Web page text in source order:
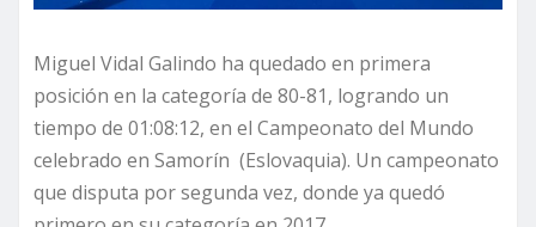
Miguel Vidal Galindo ha quedado en primera
posición en la categoría de 80-81, logrando un
tiempo de 01:08:12, en el Campeonato del Mundo
celebrado en Samorín (Eslovaquia). Un campeonato
que disputa por segunda vez, donde ya quedó